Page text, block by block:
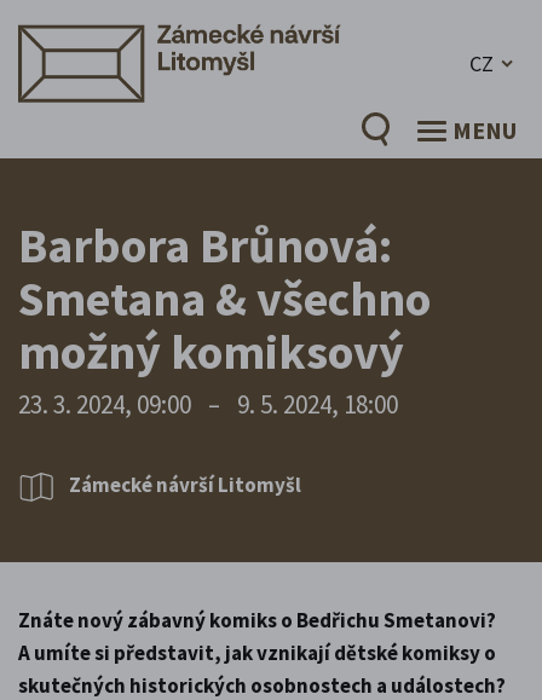
CZ
MENU
Barbora Brůnová:
Smetana & všechno
možný komiksový
23. 3. 2024, 09:00 – 9. 5. 2024, 18:00
Zámecké návrší Litomyšl
Znáte nový zábavný komiks o Bedřichu Smetanovi?
A umíte si představit, jak vznikají dětské komiksy o
skutečných historických osobnostech a událostech?